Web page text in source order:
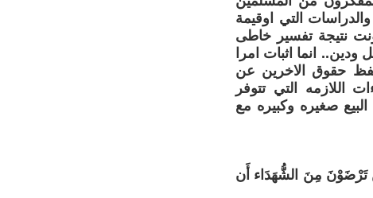
التي اوقيمة
نتيجة تفسير خاطى
ودين.. انما اثبات امرا
حقوق الاخرين عن
اللازمه التي تتوفر
صغيره وكبيره مع
تَرْضَوْنَ مِنَ الشُّهَدَاء أَن